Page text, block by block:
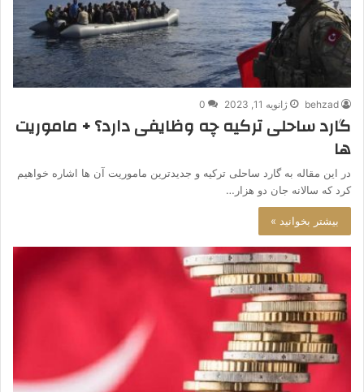
behzad ژانویه 11, 2023 0
گارد ساحلی ترکیه چه وظایفی دارد؟ + ماموریت
ها
در این مقاله به گارد ساحلی ترکیه و جدیدترین ماموریت آن ها اشاره خواهیم
کرد که سالانه جان دو هزار…
بیشتر بخوانید »